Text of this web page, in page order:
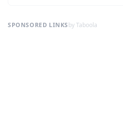
SPONSORED LINKSby Taboola